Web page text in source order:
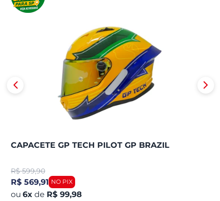
CAPACETE GP TECH PILOT GP BRAZIL
R$ 599,90
R$ 569,91
6x de R$ 99,98